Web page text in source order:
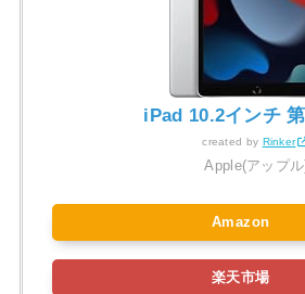
iPad 10.2インチ
created by Rinker
Apple(アップ
Amazon
楽天市場